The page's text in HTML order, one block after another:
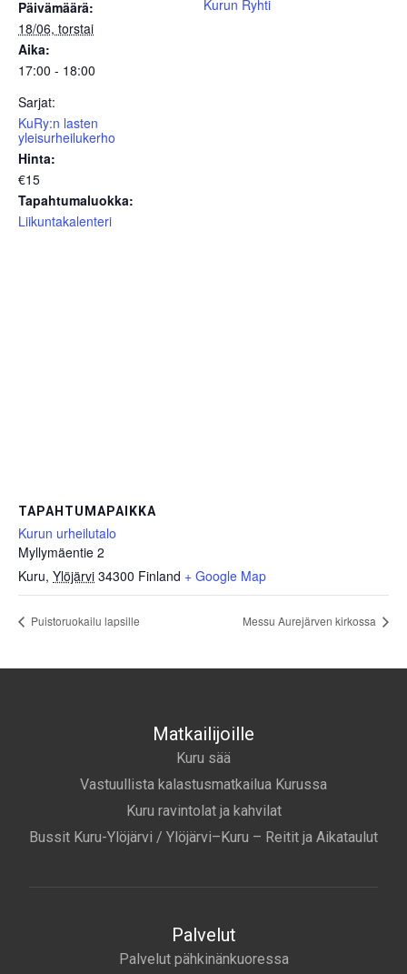
Päivämäärä:
18/06, torstai
Aika:
17:00 - 18:00
Sarjat:
KuRy:n lasten
yleisurheilukerho
Hinta:
€15
Tapahtumaluokka:
Liikuntakalenteri
Kurun Ryhti
TAPAHTUMAPAIKKA
Kurun urheilutalo
Myllymäentie 2
Kuru, Ylöjärvi 34300 Finland + Google Map
Puistoruokailu lapsille Messu Aurejärven kirkossa
Matkailijoille
Kuru sää
Vastuullista kalastusmatkailua Kurussa
Kuru ravintolat ja kahvilat
Bussit Kuru-Ylöjärvi / Ylöjärvi–Kuru – Reitit ja Aikataulut
Palvelut
Palvelut pähkinänkuoressa